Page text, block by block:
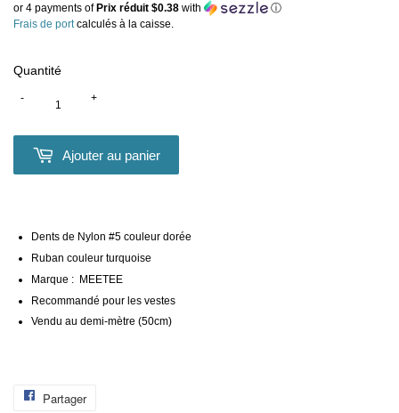
régulier
réduit
or 4 payments of Prix réduit $0.38 with
ⓘ
Frais de portcalculés à la caisse.
Quantité
+
-
Ajouter au panier
Dents de Nylon #5 couleur dorée
Ruban couleur turquoise
Marque : MEETEE
Recommandé pour les vestes
Vendu au demi-mètre (50cm)
Partager